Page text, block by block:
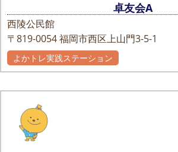
卓友会A
西陵公民館
〒819-0054福岡市西区上山門3-5-1
よかトレ実践ステーション